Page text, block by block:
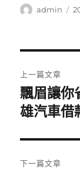
作
admin
發
章
導
覽
上一篇文章
上
一
文
章:
飄眉讓你
雄汽車借
下一篇文章